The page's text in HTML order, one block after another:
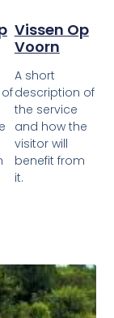
Vissen Op
Voorn
A short
description of
the service
and how the
visitor will
benefit from
it.